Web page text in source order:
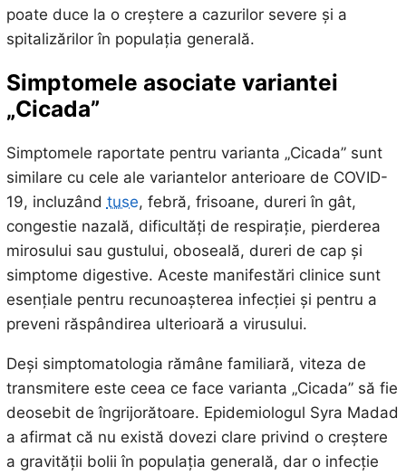
poate duce la o creștere a cazurilor severe și a
spitalizărilor în populația generală.
Simptomele asociate variantei
„Cicada”
Simptomele raportate pentru varianta „Cicada” sunt
similare cu cele ale variantelor anterioare de COVID-
19, incluzând tuse, febră, frisoane, dureri în gât,
congestie nazală, dificultăți de respirație, pierderea
mirosului sau gustului, oboseală, dureri de cap și
simptome digestive. Aceste manifestări clinice sunt
esențiale pentru recunoașterea infecției și pentru a
preveni răspândirea ulterioară a virusului.
Deși simptomatologia rămâne familiară, viteza de
transmitere este ceea ce face varianta „Cicada” să fie
deosebit de îngrijorătoare. Epidemiologul Syra Madad
a afirmat că nu există dovezi clare privind o creștere
a gravității bolii în populația generală, dar o infecție